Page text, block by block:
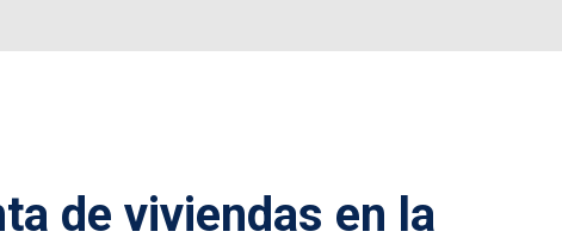
de viviendas en la